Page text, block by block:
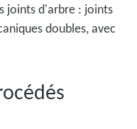
joints d'arbre : joints
doubles, avec